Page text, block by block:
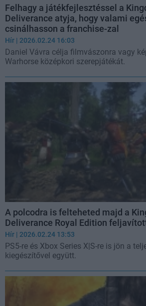
Felhagy a játékfejlesztéssel a
Deliverance atyja, hogy valami
csinálhasson a franchise-zal
Hír | 2026.02.24 16:03
Daniel Vávra célja filmvászonra vagy
Warhorse középkori szerepjátékát.
A polcodra is felteheted majd a
Deliverance Royal Edition
Hír | 2026.02.24 13:53
PS5-re és Xbox Series X|S-re is jön a
kiegészítővel együtt.